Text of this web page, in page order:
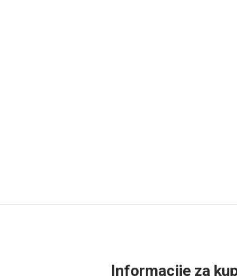
Informacije za